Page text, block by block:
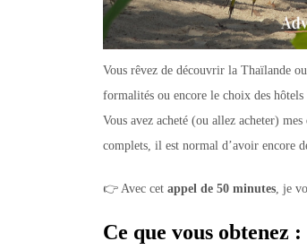
Vous rêvez de découvrir la Thaïlande
formalités ou encore le choix des hôtels
Vous avez acheté (ou allez acheter) mes
complets, il est normal d’avoir encore
👉 Avec cet appel de 50 minutes , je
Ce que vous obtenez :